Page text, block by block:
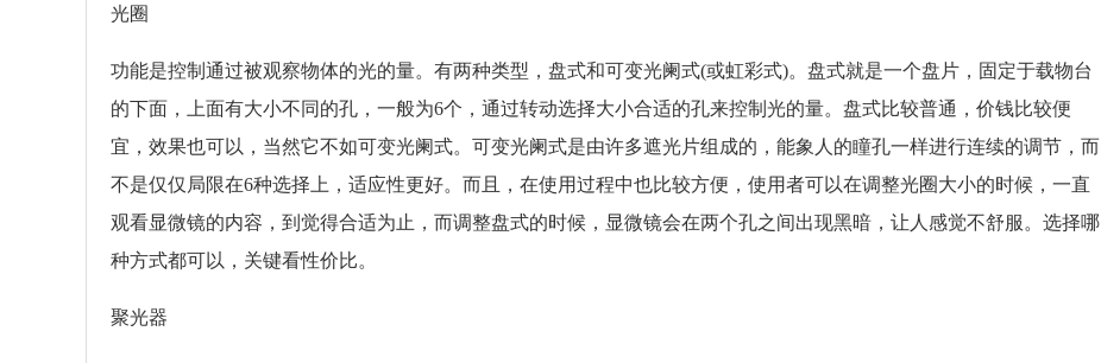
光圈
功能是控制通过被观察物体的光的量。有两种类型，盘式和可变光阑式(或虹彩式)。盘式就是一个盘片，固定于载物台
的下面，上面有大小不同的孔，一般为6个，通过转动选择大小合适的孔来控制光的量。盘式比较普通，价钱比较便
宜，效果也可以，当然它不如可变光阑式。可变光阑式是由许多遮光片组成的，能象人的瞳孔一样进行连续的调节，而
不是仅仅局限在6种选择上，适应性更好。而且，在使用过程中也比较方便，使用者可以在调整光圈大小的时候，一直
观看显微镜的内容，到觉得合适为止，而调整盘式的时候，显微镜会在两个孔之间出现黑暗，让人感觉不舒服。选择哪
种方式都可以，关键看性价比。
聚光器